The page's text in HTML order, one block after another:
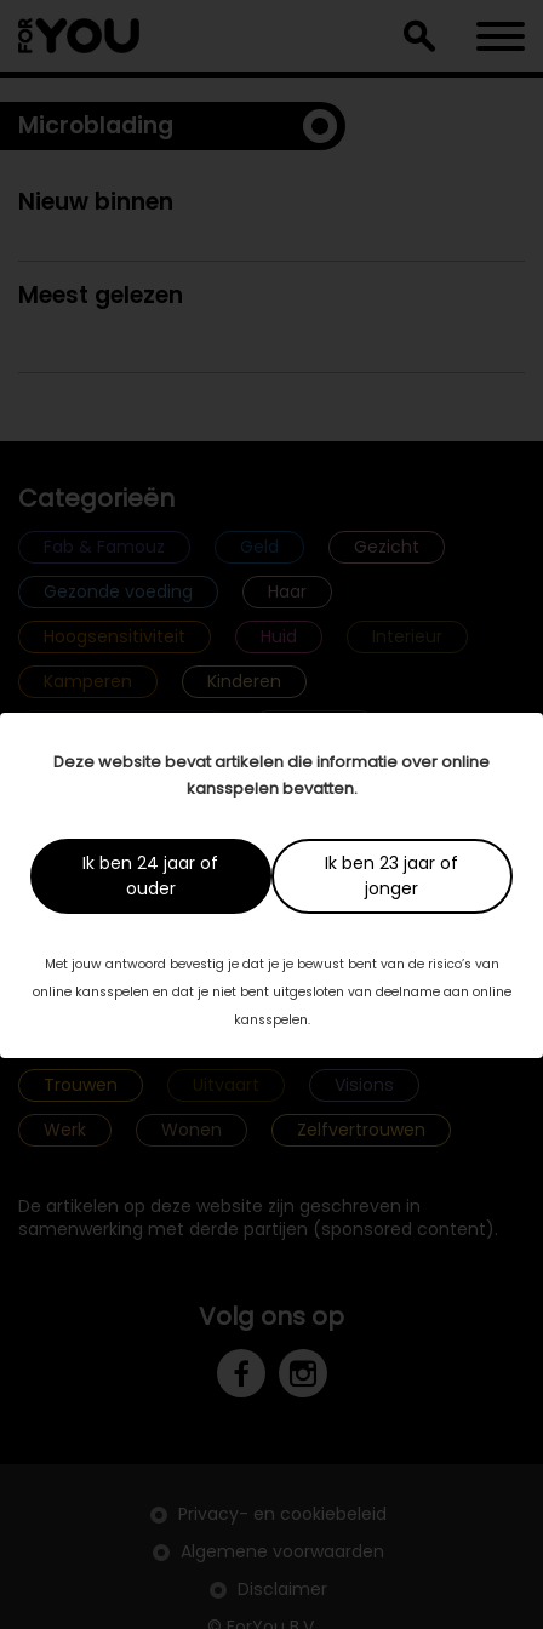
Deze website bevat artikelen die informatie over online
kansspelen bevatten.
Ik ben 24 jaar of
ouder
Ik ben 23 jaar of
jonger
Met jouw antwoord bevestig je dat je je bewust bent van de risico’s van
online kansspelen en dat je niet bent uitgesloten van deelname aan online
kansspelen.
naar
artikel
Microblading
Nieuw binnen
Meest gelezen
Categorieën
Fab & Famouz Geld
Gezicht
Gezonde voeding
Haar
Hoogsensitiviteit
Huid
Interieur
Kamperen
Kinderen
Lichamelijke gezondheid
Lingerie
Meditatie
Mentale gezondheid
Mijn Verhaal
Mode
Reizen
Selfcare
Selfmade Woman
Sport
Trouwen
Uitvaart
Visions
Werk
Wonen Zelfvertrouwen
De artikelen op deze website zijn geschreven in
samenwerking met derde partijen (sponsored content).
Volg ons op
Privacy- en cookiebeleid
Algemene voorwaarden
Disclaimer